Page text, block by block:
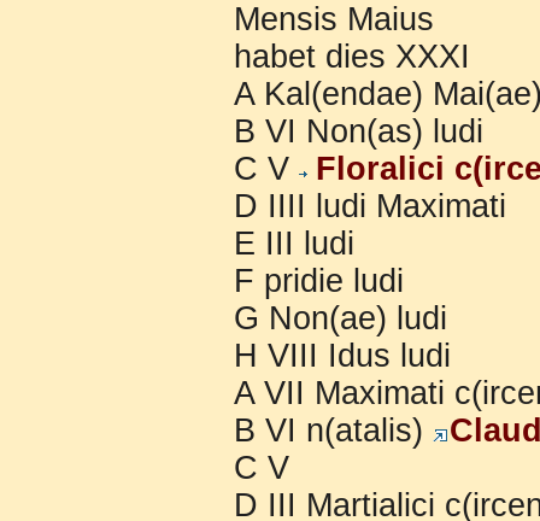
Mensis Maius
habet dies XXXI
A Kal(endae)
B VI Non(as) ludi
C V
Floralici
D IIII ludi Maximati
E III ludi
F pridie ludi
G Non(ae) ludi
H VIII Idus ludi
A VII Maximati
B VI n(atalis)
C V
D III Martialici